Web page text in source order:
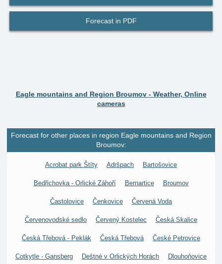
Forecast in PDF
Eagle mountains and Region Broumov - Weather, Online
cameras
Forecast for other places in region Eagle mountains and Region
Broumov:
Acrobat park Štíty Adršpach Bartošovice
Bedřichovka - Orlické Záhoří Bernartice Broumov
Častolovice Čenkovice Červená Voda
Červenovodské sedlo Červený Kostelec Česká Skalice
Česká Třebová - Peklák Česká Třebová České Petrovice
Cotkytle - Gansberg Deštné v Orlických Horách Dlouhoňovice